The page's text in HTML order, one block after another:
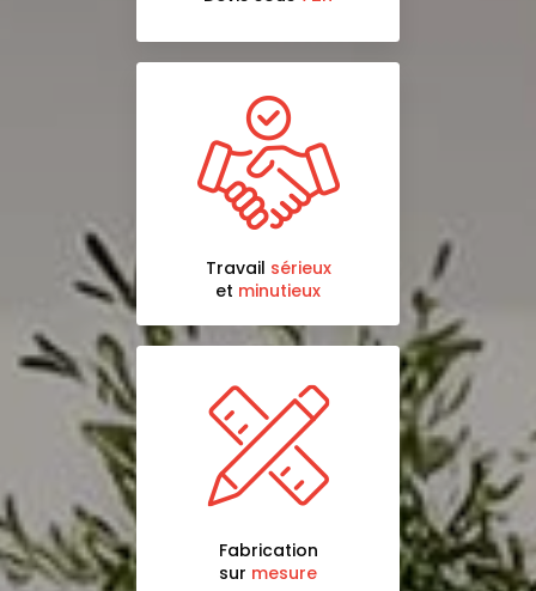
Travail sérieux
et minutieux
Fabrication
sur mesure